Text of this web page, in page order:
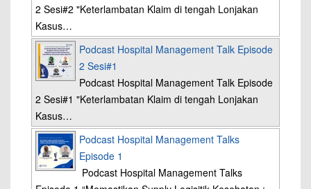
2 Sesi#2 "Keterlambatan Klaim di tengah Lonjakan
Kasus…
Podcast Hospital Management Talk Episode
2 Sesi#1
Podcast Hospital Management Talk Episode
2 Sesi#1 "Keterlambatan Klaim di tengah Lonjakan
Kasus…
Podcast Hospital Management Talks
Episode 1
Podcast Hospital Management Talks